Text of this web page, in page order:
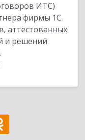
ИТС)
фирмы 1С.
аттестованных
и решений